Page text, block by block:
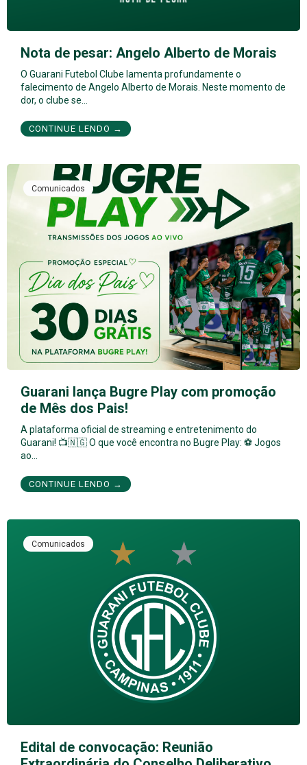
Nota de pesar: Angelo Alberto de Morais
O Guarani Futebol Clube lamenta profundamente o
falecimento de Angelo Alberto de Morais. Neste momento de
dor, o clube se…
CONTINUE LENDO →
Comunicados
Guarani lança Bugre Play com promoção
de Mês dos Pais!
A plataforma oficial de streaming e entretenimento do
Guarani! 📺🇳🇬 O que você encontra no Bugre Play: ⚽ Jogos
ao…
CONTINUE LENDO →
Comunicados
Edital de convocação: Reunião